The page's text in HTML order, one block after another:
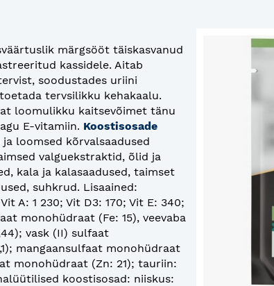
märgsööt täiskasvanud
kassidele. Aitab
soodustades uriini
tervsilikku kehakaalu.
loomulikku kaitsevõimet tänu
E-vitamiin. Koostisosade
loomsed kõrvalsaadused
valguekstraktid, õlid ja
kala ja kalasaadused, taimset
suhkrud. Lisaained:
A: 1 230; Vit D3: 170; Vit E: 340;
monohüdraat (Fe: 15), veevaba
vask (II) sulfaat
mangaansulfaat monohüdraat
monohüdraat (Zn: 21); tauriin:
koostisosad: niiskus: